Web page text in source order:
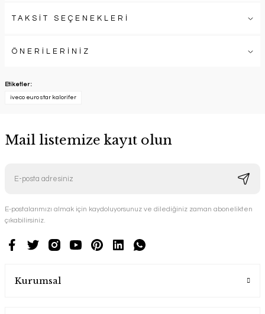
TAKSİT SEÇENEKLERİ
ÖNERİLERİNİZ
Etiketler :
iveco euro star kalorifer
Mail listemize kayıt olun
E-postalarımızı almak için kaydoluyorsunuz ve dilediğiniz zaman abonelikten
çıkabilirsiniz.
Kurumsal